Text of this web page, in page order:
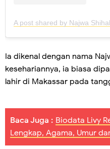
A post shared by Najwa
Ia dikenal dengan nama
kesehariannya, ia biasa
lahir di Makassar pada
Baca Juga : Biodata Livy
Lengkap, Agama, Umur